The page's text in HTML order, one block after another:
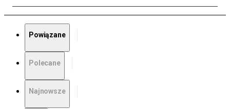
Powiązane
Polecane
Najnowsze